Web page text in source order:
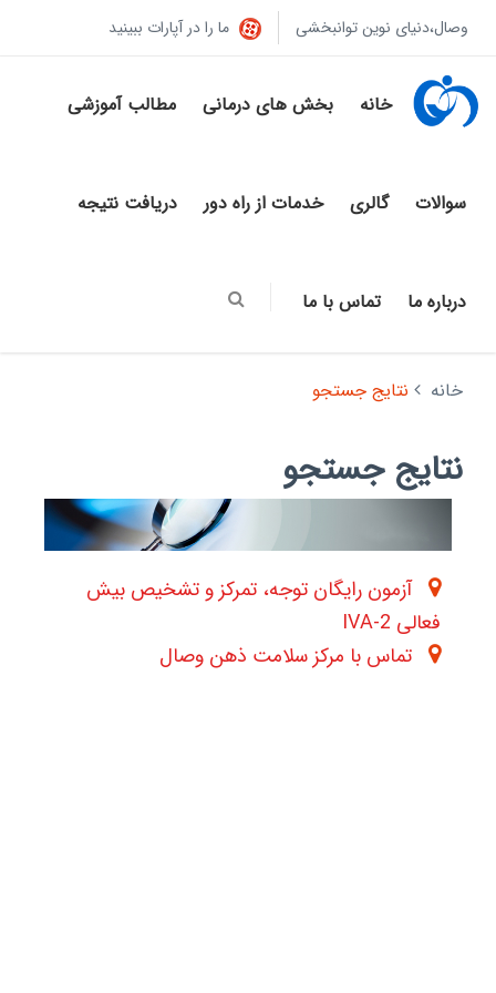
وصال،دنیای نوین توانبخشی ما را در آپارات ببینید
خانه بخش های درمانی مطالب آموزشی
سوالات گالری خدمات از راه دور دریافت نتیجه
درباره ما تماس با ما
خانه نتایج جستجو
نتایج جستجو
آزمون رایگان توجه، تمرکز و تشخیص بیش
فعالی IVA-2
تماس با مرکز سلامت ذهن وصال